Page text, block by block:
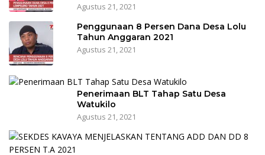
Agustus 21, 2021
Penggunaan 8 Persen Dana Desa Lolu
Tahun Anggaran 2021
Agustus 21, 2021
Penerimaan BLT Tahap Satu Desa
Watukilo
Agustus 21, 2021